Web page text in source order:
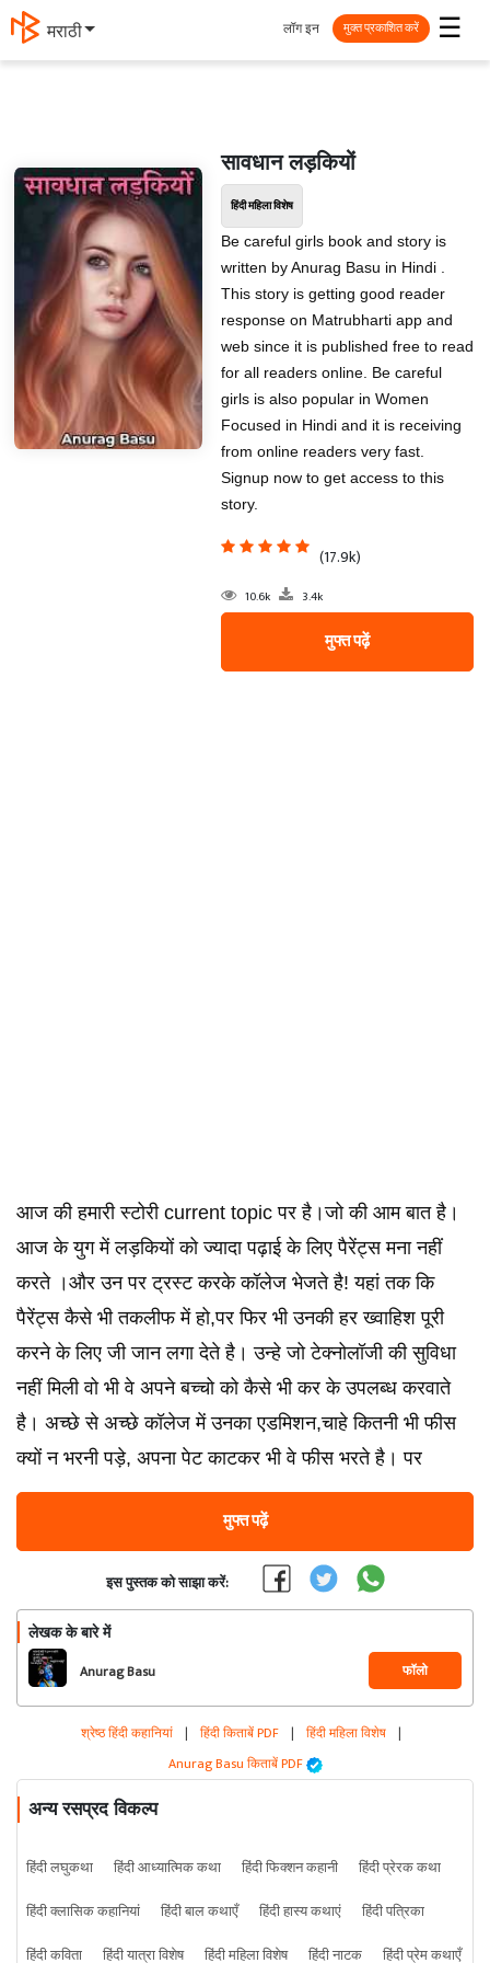
मराठी ☰
लॉग इन मुक्त प्रकाशित करें
सावधान लड़कियों
हिंदी महिला विशेष
Be careful girls book and story is
written by Anurag Basu in Hindi .
This story is getting good reader
response on Matrubharti app and
web since it is published free to read
for all readers online. Be careful
girls is also popular in Women
Focused in Hindi and it is receiving
from online readers very fast.
Signup now to get access to this
story.
(17.9k)
10.6k 3.4k
मुफ्त पढ़ें
आज की हमारी स्टोरी current topic पर है।जो की आम बात है।
आज के युग में लड़कियों को ज्यादा पढ़ाई के लिए पैरेंट्स मना नहीं
करते ।और उन पर ट्रस्ट करके कॉलेज भेजते है! यहां तक कि
पैरेंट्स कैसे भी तकलीफ में हो,पर फिर भी उनकी हर ख्वाहिश पूरी
करने के लिए जी जान लगा देते है। उन्हे जो टेक्नोलॉजी की सुविधा
नहीं मिली वो भी वे अपने बच्चो को कैसे भी कर के उपलब्ध करवाते
है। अच्छे से अच्छे कॉलेज में उनका एडमिशन,चाहे कितनी भी फीस
क्यों न भरनी पड़े, अपना पेट काटकर भी वे फीस भरते है। पर
मुफ्त पढ़ें
इस पुस्तक को साझा करें:
लेखक के बारे में
Anurag Basu फॉलो
श्रेष्ठ हिंदी कहानियां | हिंदी किताबें PDF | हिंदी महिला विशेष |
Anurag Basu किताबें PDF
अन्य रसप्रद विकल्प
हिंदी लघुकथा हिंदी आध्यात्मिक कथा हिंदी फिक्शन कहानी
हिंदी प्रेरक कथा
हिंदी क्लासिक कहानियां
हिंदी बाल कथाएँ हिंदी हास्य कथाएं
हिंदी पत्रिका
हिंदी कविता
हिंदी यात्रा विशेष हिंदी महिला विशेष हिंदी नाटक हिंदी प्रेम कथाएँ